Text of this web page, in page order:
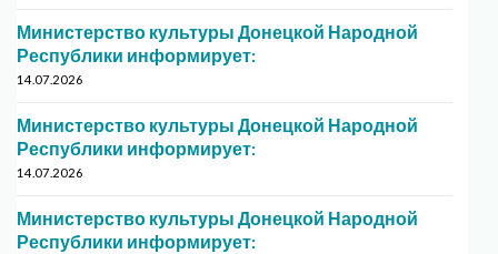
Министерство культуры Донецкой Народной
Республики информирует:
14.07.2026
Министерство культуры Донецкой Народной
Республики информирует:
14.07.2026
Министерство культуры Донецкой Народной
Республики информирует: